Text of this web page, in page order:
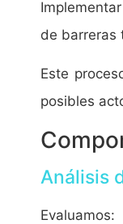
de barreras
Este
posibles
Análisis
Evaluamos: